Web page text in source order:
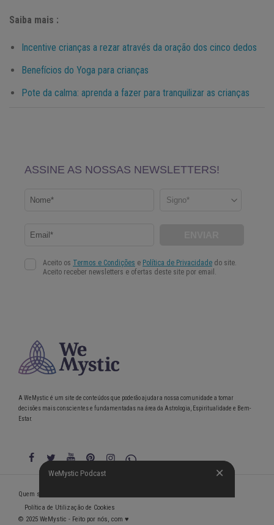
Saiba mais :
Incentive crianças a rezar através da oração dos cinco dedos
Benefícios do Yoga para crianças
Pote da calma: aprenda a fazer para tranquilizar as crianças
WeMystic Podcast
A WeMystic é um site de conteúdos que poderão ajudar a nossa comunidade a tomar
decisões mais conscientes e fundamentadas na área da Astrologia, Espiritualidade e Bem-
Estar.
WeMystic Podcast
Quem somos
Política de Utilização de Cookies
© 2025 WeMystic - Feito por nós, com ♥